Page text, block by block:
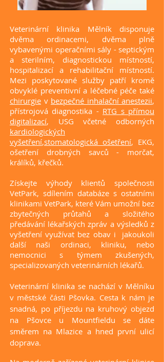
Veterinární klinika Mělník disponuje
dvěma ordinacemi, dvěma plně
vybavenými operačními sály - septickým
a sterilním, diagnostickou místností,
hospitalizací a rehabilitační místností.
Mezi poskytované služby patří kromě
obvyklé preventivní a léčebné péče také
chirurgie v bezpečné inhalační anestezii,
přístrojová diagnostika - RTG s přímou
digitalizací, USG včetné odborných
kardiologických
vyšetření,stomatologická ošetření, EKG,
ošetření drobných savců - morčat,
králíků, křečků.
Získejte výhody klientů společnosti
VetPark, sdílením databáze s ostatními
klinikami VetPark, které Vám umožní bez
zbytečných průtahů a složitého
předávání lékařských zpráv a výsledků z
vyšetření využívat bez obav i jakoukoli
další naši ordinaci, kliniku, nebo
nemocnici s týmem zkušených,
specializovaných veterinárních lékařů.
Veterinární klinika se nachází v Mělníku
v městské části Pšovka. Cesta k nám je
snadná, po příjezdu na kruhový objezd
na Pšovce u Mountfieldu se dáte
směrem na Mlazice a hned první ulicí
doprava.